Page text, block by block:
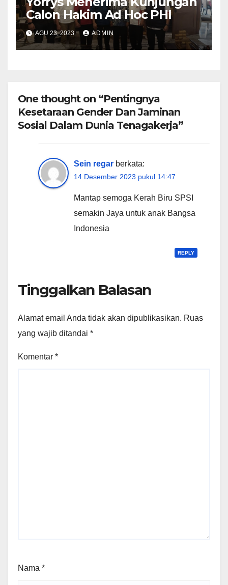
Calon Hakim Ad Hoc PHI
AGU 23, 2023 ADMIN
One thought on “Pentingnya
Kesetaraan Gender Dan Jaminan
Sosial Dalam Dunia Tenagakerja”
Sein regar berkata:
14 Desember 2023 pukul 14:47
Mantap semoga Kerah Biru SPSI
semakin Jaya untuk anak Bangsa
Indonesia
REPLY
Tinggalkan Balasan
Alamat email Anda tidak akan dipublikasikan. Ruas
yang wajib ditandai *
Komentar *
Nama *